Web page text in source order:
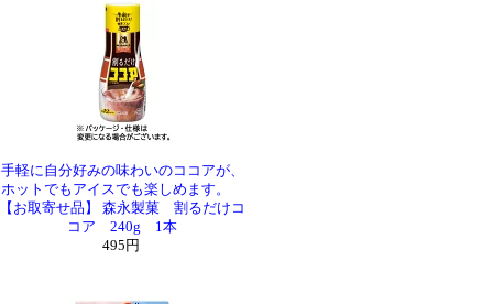
手軽に自分好みの味わいのココアが、
ホットでもアイスでも楽しめます。
【お取寄せ品】 森永製菓 割るだけコ
コア 240g 1本
495円